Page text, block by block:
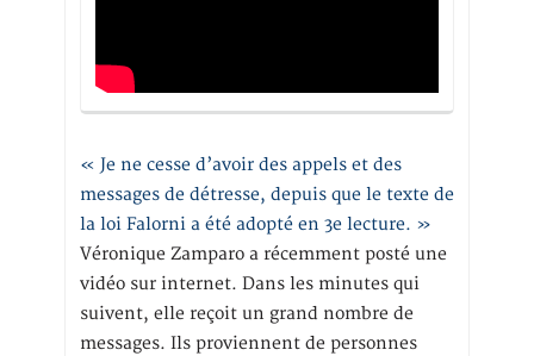
« Je ne cesse d’avoir des appels et des
messages de détresse, depuis que le texte de
la loi Falorni a été adopté en 3e lecture. »
Véronique Zamparo a récemment posté une
vidéo sur internet. Dans les minutes qui
suivent, elle reçoit un grand nombre de
messages. Ils proviennent de personnes